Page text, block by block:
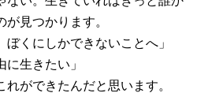
見つかります。
くにしかできないことへ」
に生きたい」
ができたんだと思います。